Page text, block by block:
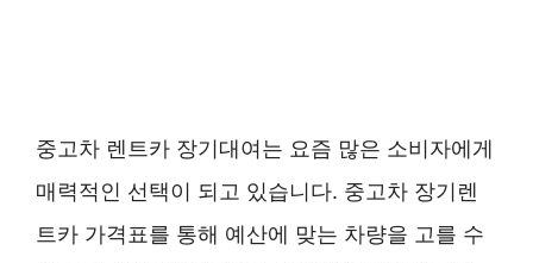
중고차 렌트카 장기대여는 요즘 많은 소비자에게
매력적인 선택이 되고 있습니다. 중고차 장기렌
트카 가격표를 통해 예산에 맞는 차량을 고를 수